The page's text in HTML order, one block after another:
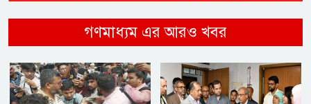
গণমাধ্যম এর আরও খবর